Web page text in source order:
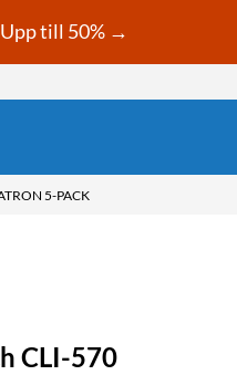
till 50% →
5-PACK
CLI-570